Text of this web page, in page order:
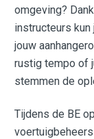
omgeving?
instructeurs
jouw
rustig tempo of
stemmen de
Tijdens de BE